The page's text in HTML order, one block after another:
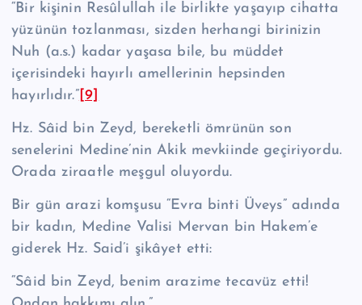
“Bir kişinin Re­sû­lul­lah ile birlikte yaşayıp cihatta
yüzünün tozlanması, sizden herhangi birinizin
Nuh (a.s.) kadar yaşasa bile, bu müddet
içerisindeki hayırlı amellerinin hep­sinden
hayırlıdır.” [9]
Hz. Sâid bin Zeyd, bereketli ömrünün son
senelerini Medine’nin Akik mev­kiinde geçiriyordu.
Orada ziraatle meşgul oluyordu.
Bir gün arazi komşusu “Evra binti Üveys” adında
bir kadın, Medine Valisi Mervan bin Hakem’e
giderek Hz. Said’i şikâyet etti:
“Sâid bin Zeyd, benim arazime tecavüz etti!